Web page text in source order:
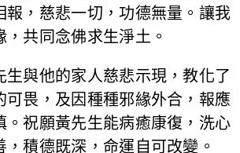
報，慈悲一切，功德無量。讓我
共同念佛求生淨土。
生與他的家人慈悲示現，教化了
可畏，及因種種邪緣外合，報應
。祝願黃先生能病癒康復，洗心
，積德既深，命運自可改變。